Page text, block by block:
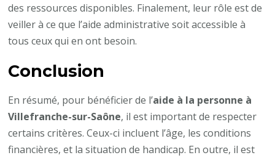
des ressources disponibles. Finalement, leur rôle est de
veiller à ce que l’aide administrative soit accessible à
tous ceux qui en ont besoin.
Conclusion
En résumé, pour bénéficier de l’aide à la personne à
Villefranche-sur-Saône, il est important de respecter
certains critères. Ceux-ci incluent l’âge, les conditions
financières, et la situation de handicap. En outre, il est